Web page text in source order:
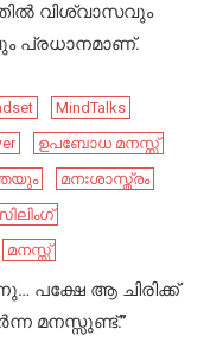
വിശ്വാസവും
പ്രധാനമാണ്.
MindTalks
ഉപബോധ മനസ്സ്
മനഃശാസ്ത്രം
മനസ്സ്
പക്ഷേ ആ ചിരിക്ക്
മനസ്സുണ്ട്.”